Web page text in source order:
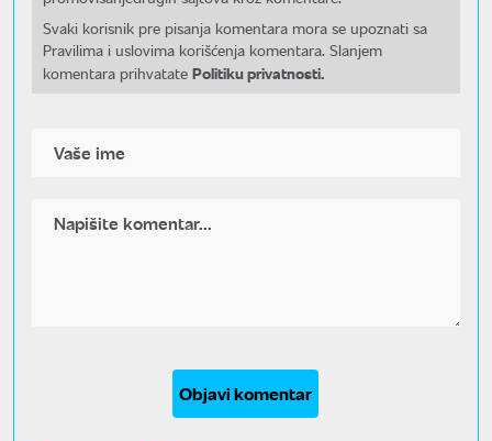
Svaki korisnik pre pisanja komentara mora se upoznati sa
Pravilima i uslovima korišćenja komentara. Slanjem
komentara prihvatate Politiku privatnosti.
Objavi komentar